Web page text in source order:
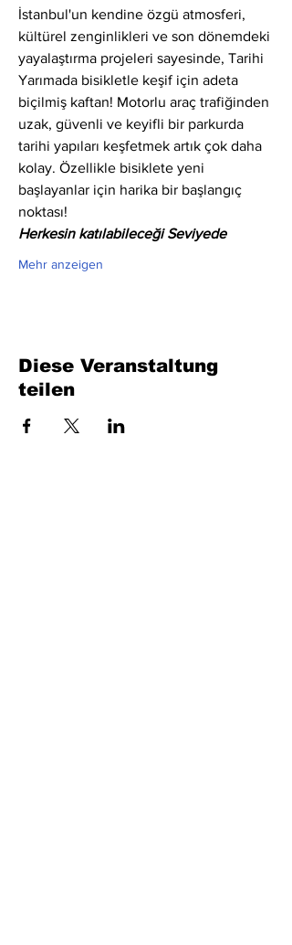
İstanbul'un kendine özgü atmosferi,
kültürel zenginlikleri ve son dönemdeki
yayalaştırma projeleri sayesinde, Tarihi
Yarımada bisikletle keşif için adeta
biçilmiş kaftan! Motorlu araç trafiğinden
uzak, güvenli ve keyifli bir parkurda
tarihi yapıları keşfetmek artık çok daha
kolay. Özellikle bisiklete yeni
başlayanlar için harika bir başlangıç
noktası!
Herkesin katılabileceği Seviyede
Mehr anzeigen
Diese Veranstaltung
teilen